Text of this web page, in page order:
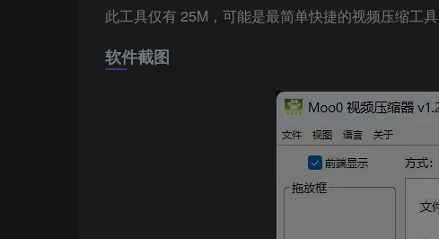
此工具仅有 25M，可能是最简单快捷的视频压缩工具
软件截图